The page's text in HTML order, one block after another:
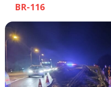
BR-116